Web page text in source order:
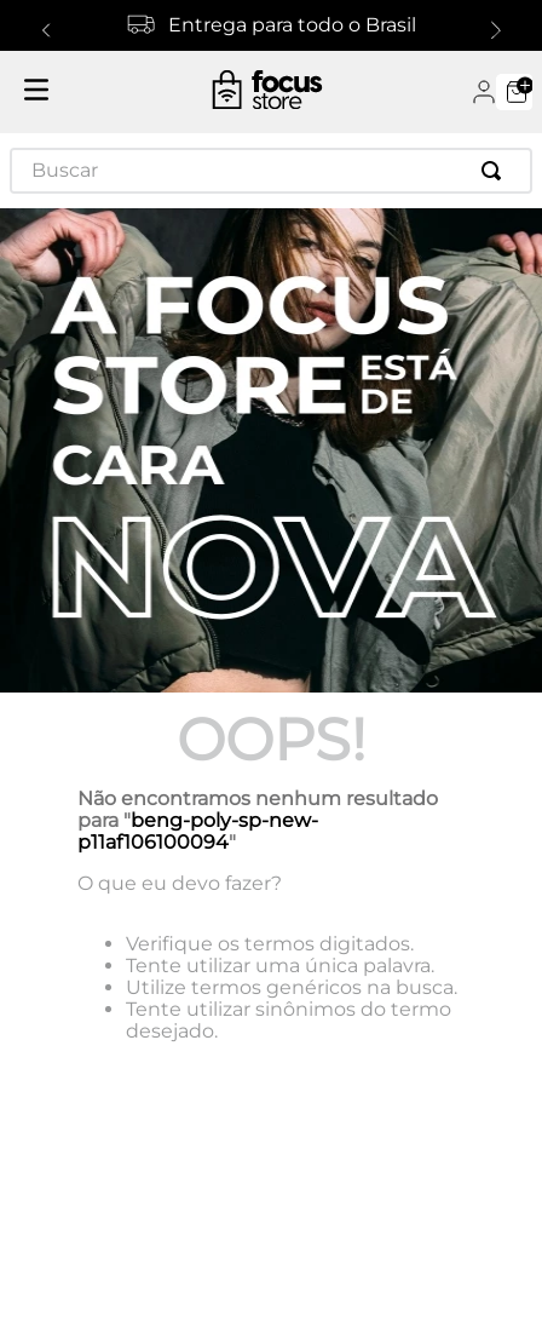
Entrega para todo o Brasil
Buscar
OOPS!
Não encontramos nenhum resultado
para "beng-poly-sp-new-
p11af106100094"
O que eu devo fazer?
Verifique os termos digitados.
Tente utilizar uma única palavra.
Utilize termos genéricos na busca.
Tente utilizar sinônimos do termo
desejado.